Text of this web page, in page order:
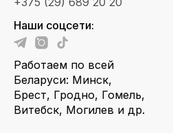
Наши соцсети:
Работаем по всей
Беларуси: Минск,
Брест, Гродно, Гомель,
Витебск, Могилев и др.